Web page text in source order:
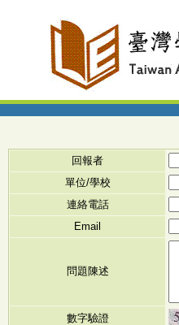
回報者
單位/學校
連絡電話
Email
問題陳述
數字驗證